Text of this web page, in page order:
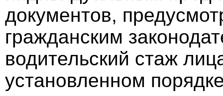
документов,
гражданским
водительский стаж
установленном